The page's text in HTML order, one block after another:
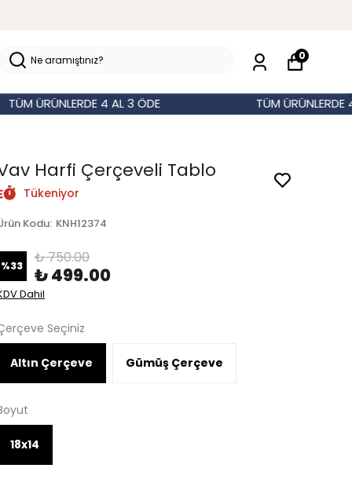
0
ÜRÜNLERDE 4 AL 3 ÖDE TÜM ÜRÜNLERDE 4 AL
Harfi Çerçeveli Tablo
Tükeniyor
Kodu: KNH12374
%33 ₺ 750.00
₺ 499.00
Dahil
Seçiniz
Altın Çerçeve Gümüş Çerçeve
18x14